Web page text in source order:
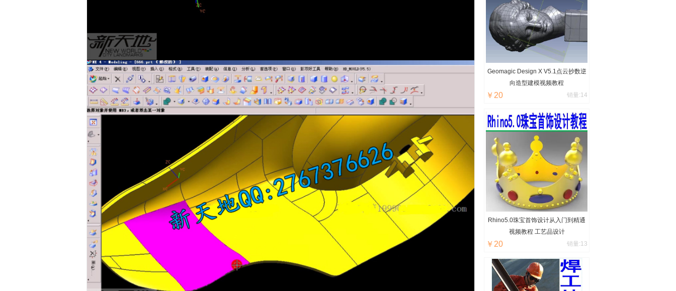
Geomagic Design X V5.1点云抄数逆
向造型建模视频教程
￥20 销量:14
Rhino5.0珠宝首饰设计从入门到精通
视频教程 工艺品设计
￥20 销量:13